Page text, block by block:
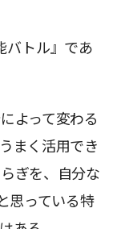
バトル』であ
よって変わる
まく活用でき
ぎを、自分な
思っている特